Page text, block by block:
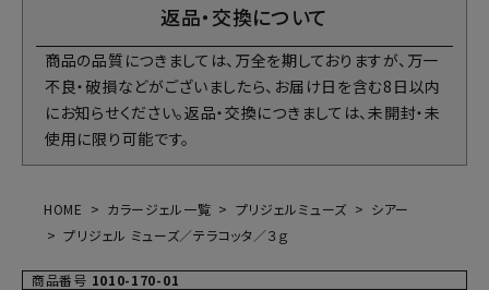
返品・交換について
商品の品質につきましては、万全を期しておりますが、万一
不良・破損などがございましたら、お届け日を含む8日以内
にお知らせください。返品・交換につきましては、未開封・未
使用に限り可能です。
HOME カラージェル一覧 プリジェルミューズ
シアー
プリジェル ミューズ／テラコッタ／３ｇ
商品番号 1010-170-01